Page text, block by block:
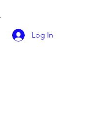
Log In